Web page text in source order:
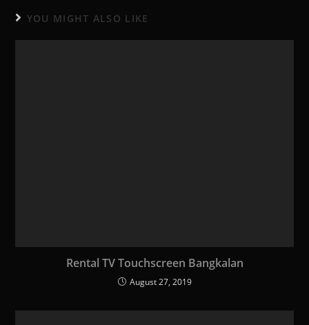
YOU MIGHT ALSO LIKE
Rental TV Touchscreen Bangkalan
August 27, 2019